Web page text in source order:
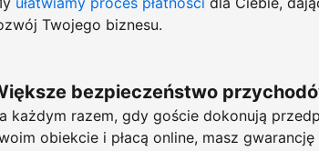
Twojego biznesu.
bezpieczeństwo
każdym razem, gdy goście dokonują
obiekcie i płacą online, masz gwarancję